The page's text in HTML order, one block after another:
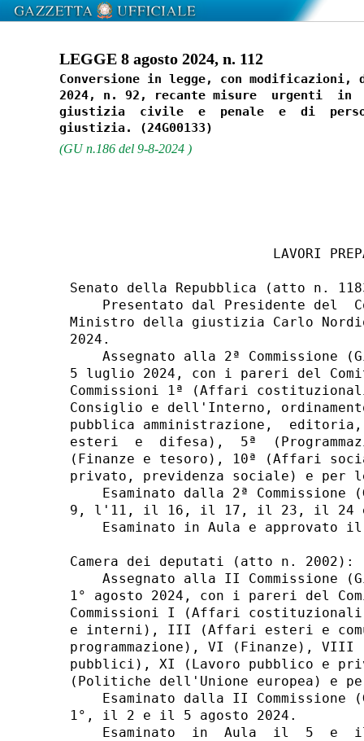
LEGGE 8 agosto 2024, n. 112
Conversione in legge, con
2024, n. 92, recante misure  urgenti
giustizia  civile  e  penale  e  di
(GU n.186 del 9-8-2024 )
LAVORI
Senato della Repubblica (atto n.
Presentato dal Presidente del
Ministro della giustizia Carlo
2024.
Assegnato alla 2ª Commissione
5 luglio 2024, con i pareri del
Commissioni 1ª (Affari
Consiglio e dell'Interno,
pubblica amministrazione,
esteri  e  difesa),  5ª
(Finanze e tesoro), 10ª (Affari
privato, previdenza sociale) e per
Esaminato dalla 2ª Commissione
9, l'11, il 16, il 17, il 23, il 24
Esaminato in Aula e approvato
Camera dei deputati (atto n. 2002):
Assegnato alla II Commissione
1° agosto 2024, con i pareri del
Commissioni I (Affari
e interni), III (Affari esteri e
programmazione), VI (Finanze),
pubblici), XI (Lavoro pubblico e
(Politiche dell'Unione europea) e
Esaminato dalla II Commissione
1°, il 2 e il 5 agosto 2024.
Esaminato  in  Aula  il  5  e